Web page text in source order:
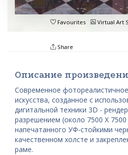
Favourites Virtual Art
Share
Описание
Современное
искусства, созданное с
дигитальной техники 3D -
разрешением (около 7500 X 7500
напечатанного УФ-стойкими
качественном холсте и
раме.